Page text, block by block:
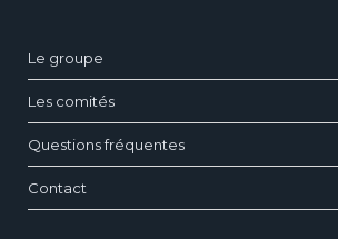
Le groupe
Les comités
Questions fréquentes
Contact